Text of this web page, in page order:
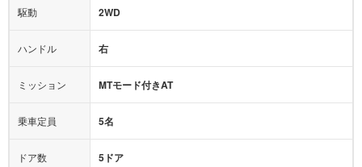
アダプティブクルーズコントロール
ヒルディセントコントロール
オートマチックハイビーム
駆動 2WD
ハンドル 右
ミッション MTモード付きAT
乗車定員 5名
ドア数 5ドア